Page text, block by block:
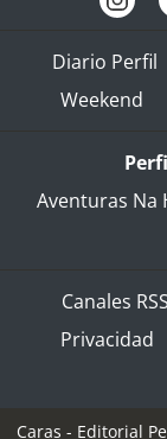
Diario Perfil
Weekend
Aventuras Na
Canales RSS
Privacidad
Caras - Editorial